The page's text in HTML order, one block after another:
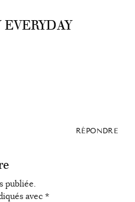
RÉPONDRE
publiée.
avec *